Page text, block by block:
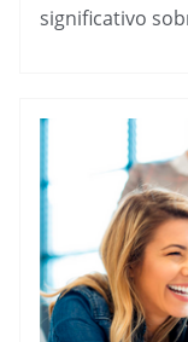
significativo